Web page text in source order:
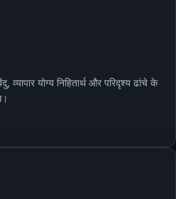
व्यापार योग्य निहितार्थ और परिदृश्य ढांचे के